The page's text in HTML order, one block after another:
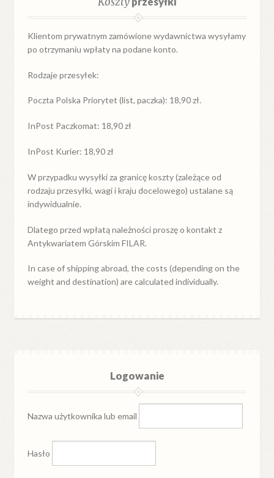
Klientom prywatnym zamówione wydawnictwa wysyłamy
po otrzymaniu wpłaty na podane konto.
Rodzaje przesyłek:
Poczta Polska Priorytet (list, paczka): 18,90 zł.
InPost Paczkomat: 18,90 zł
InPost Kurier: 18,90 zł
W przypadkuwysyłkiza granicękoszty (zależące od
rodzaju przesyłki, wagi i kraju docelowego) ustalane są
indywidualnie.
Dlatego przed wpłatą należności proszę o kontakt z
Antykwariatem Górskim FILAR.
In case of shipping abroad, the costs (depending on the
weight and destination) are calculated individually.
Logowanie
Nazwa użytkownika lub email
Hasło